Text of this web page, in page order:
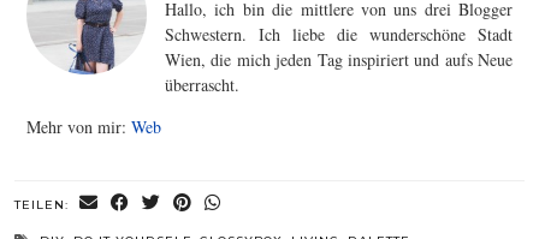
Hallo, ich bin die mittlere von uns drei Blogger
Schwestern. Ich liebe die wunderschöne Stadt
Wien, die mich jeden Tag inspiriert und aufs Neue
überrascht.
Mehr von mir: Web
TEILEN: